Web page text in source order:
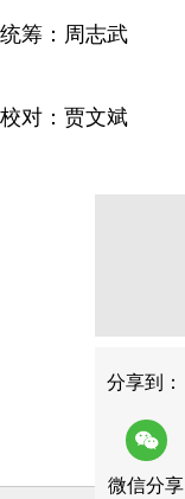
统筹：周志武
校对：贾文斌
分享到：
微信分享